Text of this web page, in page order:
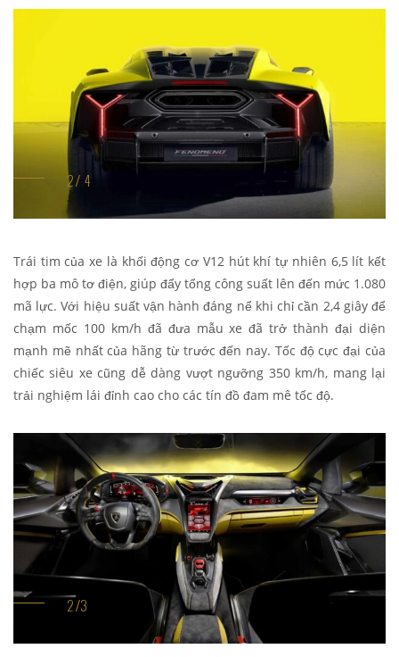
Trái tim của xe là khối động cơ V12 hút khí tự nhiên 6,5 lít kết
hợp ba mô tơ điện, giúp đẩy tổng công suất lên đến mức 1.080
mã lực. Với hiệu suất vận hành đáng nể khi chỉ cần 2,4 giây để
chạm mốc 100 km/h đã đưa mẫu xe đã trở thành đại diện
mạnh mẽ nhất của hãng từ trước đến nay. Tốc độ cực đại của
chiếc siêu xe cũng dễ dàng vượt ngưỡng 350 km/h, mang lại
trải nghiệm lái đỉnh cao cho các tín đồ đam mê tốc độ.